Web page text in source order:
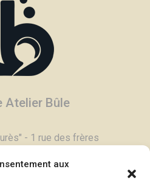
aux
Atelier Bûle
- 1 rue des frères